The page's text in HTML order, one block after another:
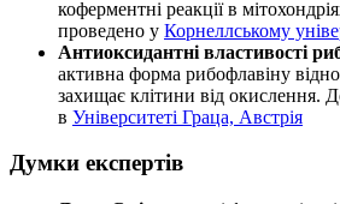
коферментні реакції в
проведено у Корнеллському
Антиоксидантні властивості
активна форма рибофлавіну
захищає клітини від окислення.
в Університеті Граца, Австрія
Думки експертів